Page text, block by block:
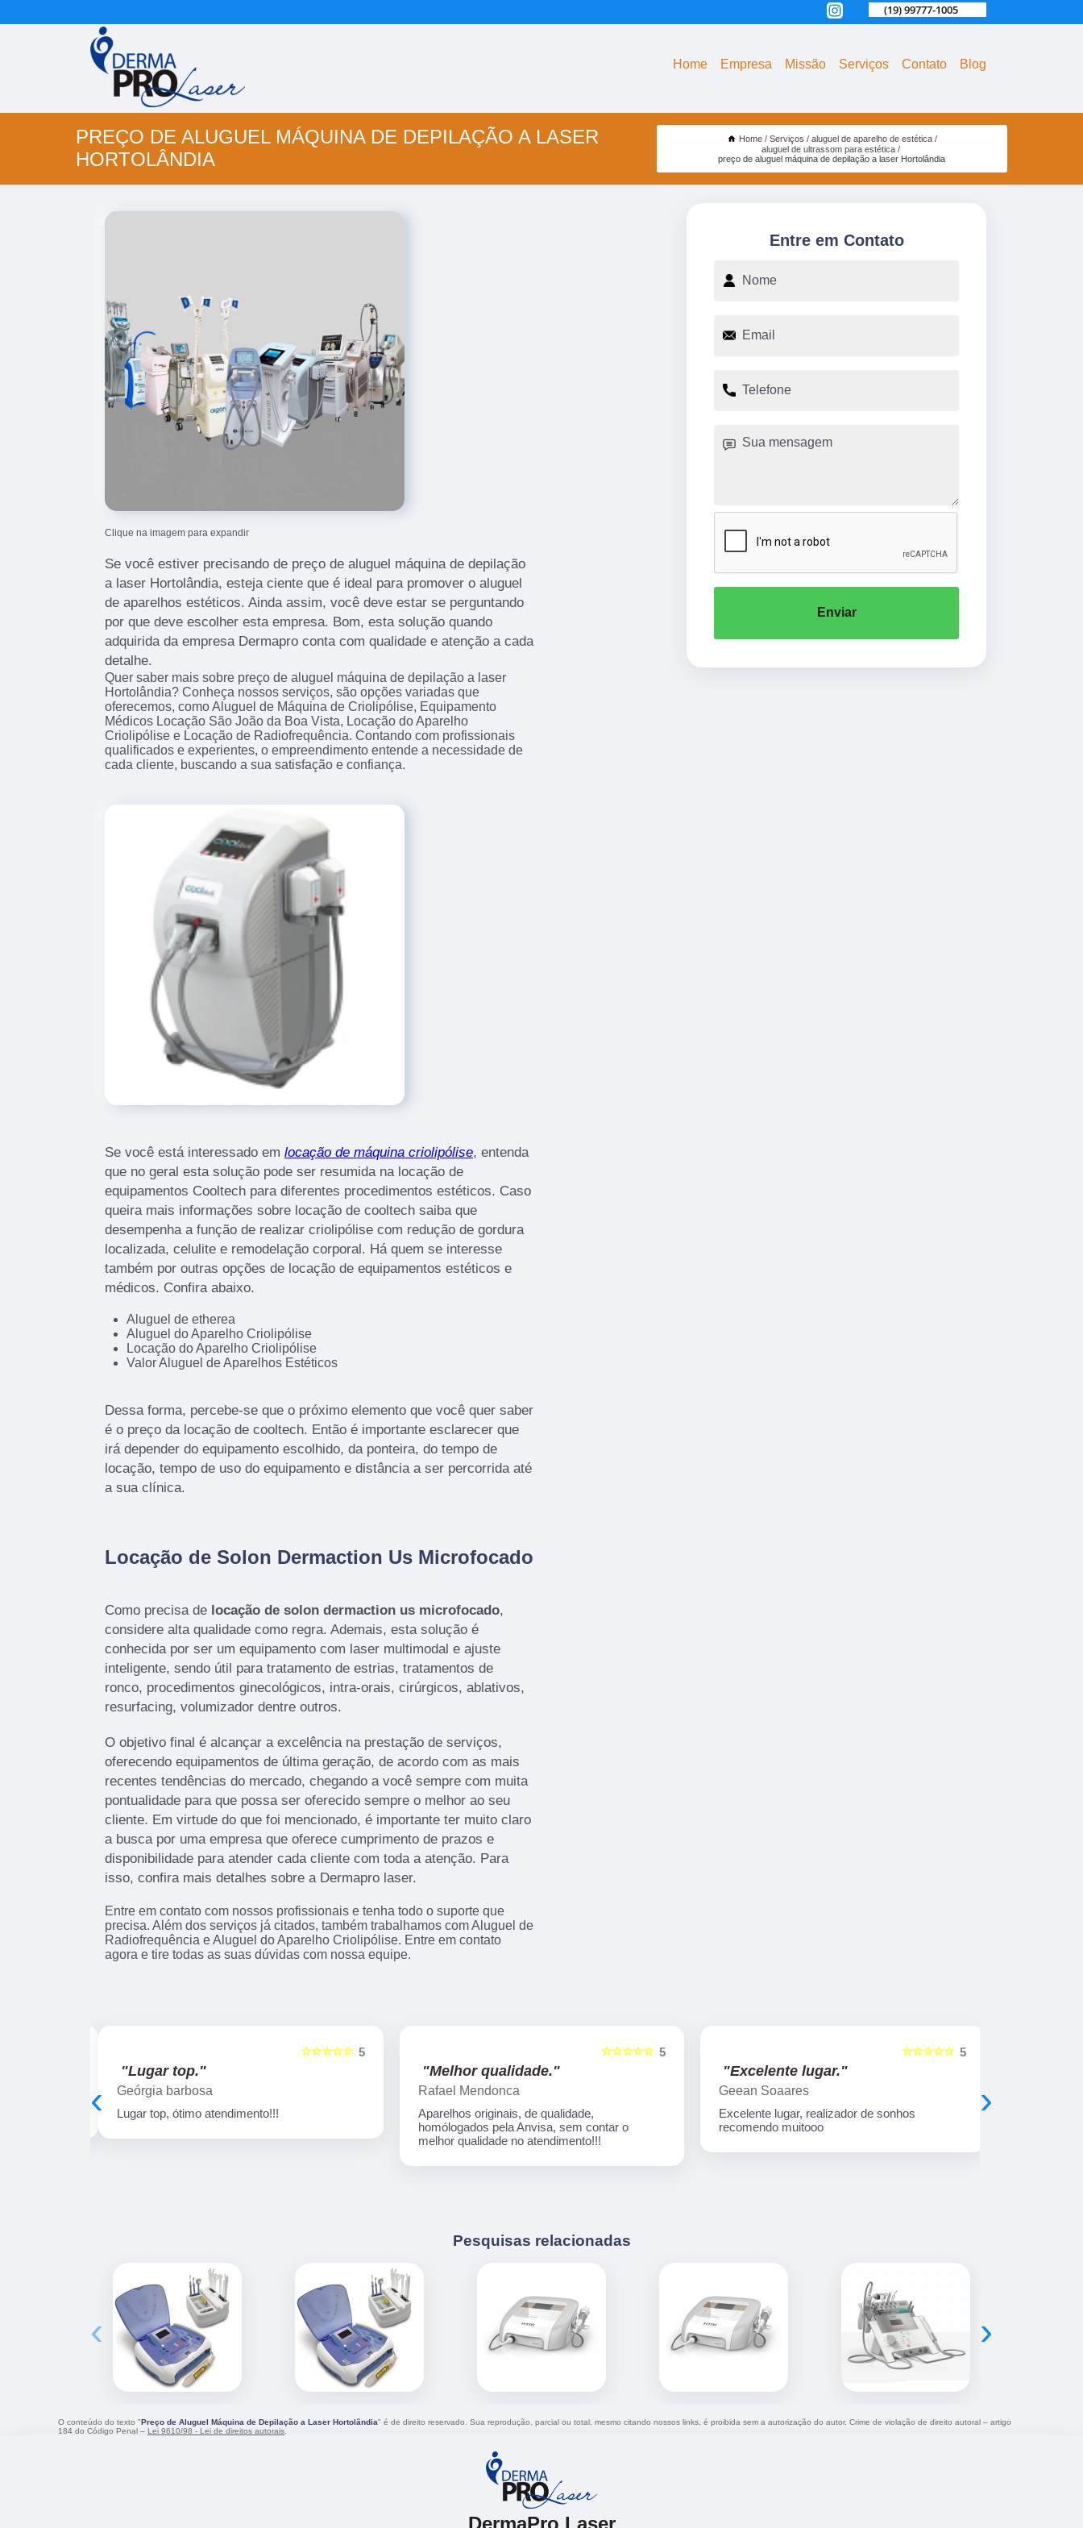
(19) 99777-1005
Home Empresa Missão Serviços Contato Blog
PREÇO DE ALUGUEL MÁQUINA DE DEPILAÇÃO A LASER
HORTOLÂNDIA
Home Serviços
aluguel de aparelho de estética
aluguel de ultrassom para estética
preço de aluguel máquina de depilação a laser Hortolândia
Clique na imagem para expandir
Se você estiver precisando de preço de aluguel máquina de depilação
a laser Hortolândia, esteja ciente que é ideal para promover o aluguel
de aparelhos estéticos. Ainda assim, você deve estar se perguntando
por que deve escolher esta empresa. Bom, esta solução quando
adquirida da empresa Dermapro conta com qualidade e atenção a cada
detalhe.
Quer saber mais sobre preço de aluguel máquina de depilação a laser
Hortolândia? Conheça nossos serviços, são opções variadas que
oferecemos, como Aluguel de Máquina de Criolipólise, Equipamento
Médicos Locação São João da Boa Vista, Locação do Aparelho
Criolipólise e Locação de Radiofrequência. Contando com profissionais
qualificados e experientes, o empreendimento entende a necessidade de
cada cliente, buscando a sua satisfação e confiança.
Se você está interessado em locação de máquina criolipólise, entenda
que no geral esta solução pode ser resumida na locação de
equipamentos Cooltech para diferentes procedimentos estéticos. Caso
queira mais informações sobre locação de cooltech saiba que
desempenha a função de realizar criolipólise com redução de gordura
localizada, celulite e remodelação corporal. Há quem se interesse
também por outras opções de locação de equipamentos estéticos e
médicos. Confira abaixo.
Aluguel de etherea
Aluguel do Aparelho Criolipólise
Locação do Aparelho Criolipólise
Valor Aluguel de Aparelhos Estéticos
Dessa forma, percebe-se que o próximo elemento que você quer saber
é o preço da locação de cooltech. Então é importante esclarecer que
irá depender do equipamento escolhido, da ponteira, do tempo de
locação, tempo de uso do equipamento e distância a ser percorrida até
a sua clínica.
Locação de Solon Dermaction Us Microfocado
Como precisa de locação de solon dermaction us microfocado,
considere alta qualidade como regra. Ademais, esta solução é
conhecida por ser um equipamento com laser multimodal e ajuste
inteligente, sendo útil para tratamento de estrias, tratamentos de
ronco, procedimentos ginecológicos, intra-orais, cirúrgicos, ablativos,
resurfacing, volumizador dentre outros.
O objetivo final é alcançar a excelência na prestação de serviços,
oferecendo equipamentos de última geração, de acordo com as mais
recentes tendências do mercado, chegando a você sempre com muita
pontualidade para que possa ser oferecido sempre o melhor ao seu
cliente. Em virtude do que foi mencionado, é importante ter muito claro
a busca por uma empresa que oferece cumprimento de prazos e
disponibilidade para atender cada cliente com toda a atenção. Para
isso, confira mais detalhes sobre a Dermapro laser.
Entre em contato com nossos profissionais e tenha todo o suporte que
precisa. Além dos serviços já citados, também trabalhamos com Aluguel de
Radiofrequência e Aluguel do Aparelho Criolipólise. Entre em contato
agora e tire todas as suas dúvidas com nossa equipe.
Entre em Contato
Enviar
5
☆☆☆☆☆
"Lugar top."
Geórgia barbosa
Lugar top, ótimo atendimento!!!
5
☆☆☆☆☆
"Melhor qualidade."
Rafael Mendonca
Aparelhos originais, de qualidade,
homólogados pela Anvisa, sem contar o
melhor qualidade no atendimento!!!
5
☆☆☆☆☆
"Excelente lugar."
Geean Soaares
Excelente lugar, realizador de sonhos
recomendo muitooo
‹ ›
Pesquisas relacionadas
‹ ›
O conteúdo do texto "Preço de Aluguel Máquina de Depilação a Laser Hortolândia" é de direito reservado. Sua reprodução, parcial ou total, mesmo citando nossos links, é proibida sem a autorização do autor. Crime de violação de direito autoral – artigo
184 do Código Penal – Lei 9610/98 - Lei de direitos autorais